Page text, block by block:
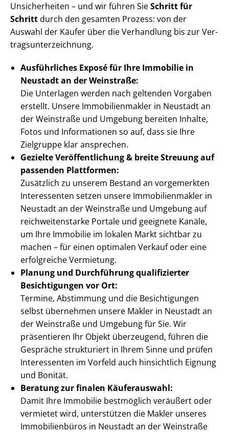
Unsicherheiten – und wir führen SieSchritt für
Schrittdurch den gesamten Prozess: von der
Auswahl der Käufer über die Verhandlung bis zur Ver­
trags­un­ter­zeich­nung.
Ausführliches Exposé für Ihre Immobilie in
Neustadt an der Weinstraße:
Die Unterlagen werden nach geltenden Vorgaben
erstellt. Unsere Im­mo­bi­li­en­mak­ler in Neustadt an
der Weinstraße und Umgebung bereiten Inhalte,
Fotos und Informationen so auf, dass sie Ihre
Zielgruppe klar ansprechen.
Gezielte Ver­öf­fent­li­chung & breite Streuung auf
passenden Plattformen:
Zusätzlich zu unserem Bestand an vorgemerkten
Interessenten setzen unsere Im­mo­bi­li­en­mak­ler in
Neustadt an der Weinstraße und Umgebung auf
reich­wei­ten­star­ke Portale und geeignete Kanäle,
um Ihre Immobilie im lokalen Markt sichtbar zu
machen – für einen optimalen Verkauf oder eine
erfolgreiche Vermietung.
Planung und Durchführung qualifizierter
Besichtigungen vor Ort:
Termine, Abstimmung und die Besichtigungen
selbst übernehmen unsere Makler in Neustadt an
der Weinstraße und Umgebung für Sie. Wir
präsentieren Ihr Objekt überzeugend, führen die
Gespräche strukturiert in Ihrem Sinne und prüfen
Interessenten im Vorfeld auch hinsichtlich Eignung
und Bonität.
Beratung zur finalen Käuferauswahl:
Damit Ihre Immobilie bestmöglich veräußert oder
vermietet wird, unterstützen die Makler unseres
Immobilienbüros in Neustadt an der Weinstraße